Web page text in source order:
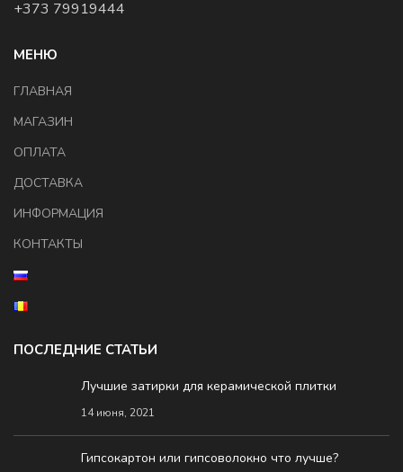
+373 79919444
МЕНЮ
ГЛАВНАЯ
МАГАЗИН
ОПЛАТА
ДОСТАВКА
ИНФОРМАЦИЯ
КОНТАКТЫ
ПОСЛЕДНИЕ СТАТЬИ
Лучшие затирки для керамической плитки
14 июня, 2021
Гипсокартон или гипсоволокно что лучше?